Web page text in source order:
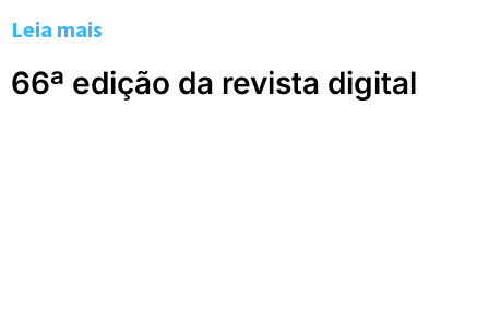
Leia mais
66ª edição da revista digital